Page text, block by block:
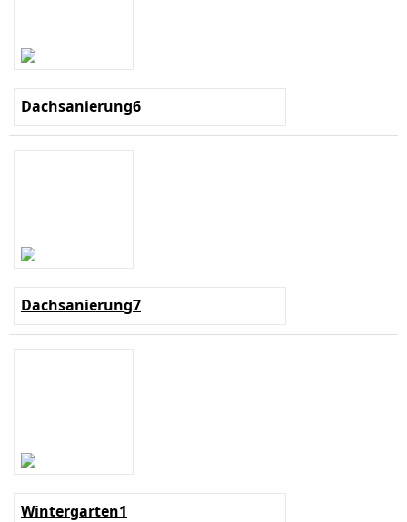
Dachsanierung6
Dachsanierung7
Wintergarten1